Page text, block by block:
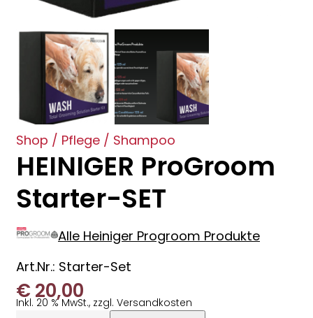
Shop / Pflege / Shampoo
HEINIGER ProGroom
Starter-SET
Alle Heiniger Progroom Produkte
Art.Nr.: Starter-Set
€ 20,00
Inkl. 20 % MwSt., zzgl. Versandkosten